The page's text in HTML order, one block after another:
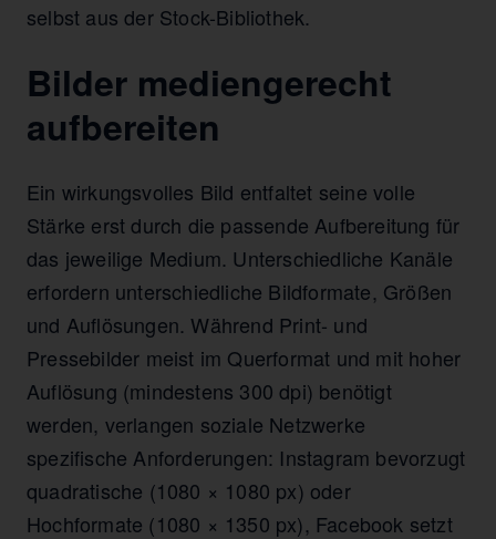
selbst aus der Stock-Bibliothek.
Bilder mediengerecht
aufbereiten
Ein wirkungsvolles Bild entfaltet seine volle
Stärke erst durch die passende Aufbereitung für
das jeweilige Medium. Unterschiedliche Kanäle
erfordern unterschiedliche Bildformate, Größen
und Auflösungen. Während Print- und
Pressebilder meist im Querformat und mit hoher
Auflösung (mindestens 300 dpi) benötigt
werden, verlangen soziale Netzwerke
spezifische Anforderungen: Instagram bevorzugt
quadratische (1080 × 1080 px) oder
Hochformate (1080 × 1350 px), Facebook setzt